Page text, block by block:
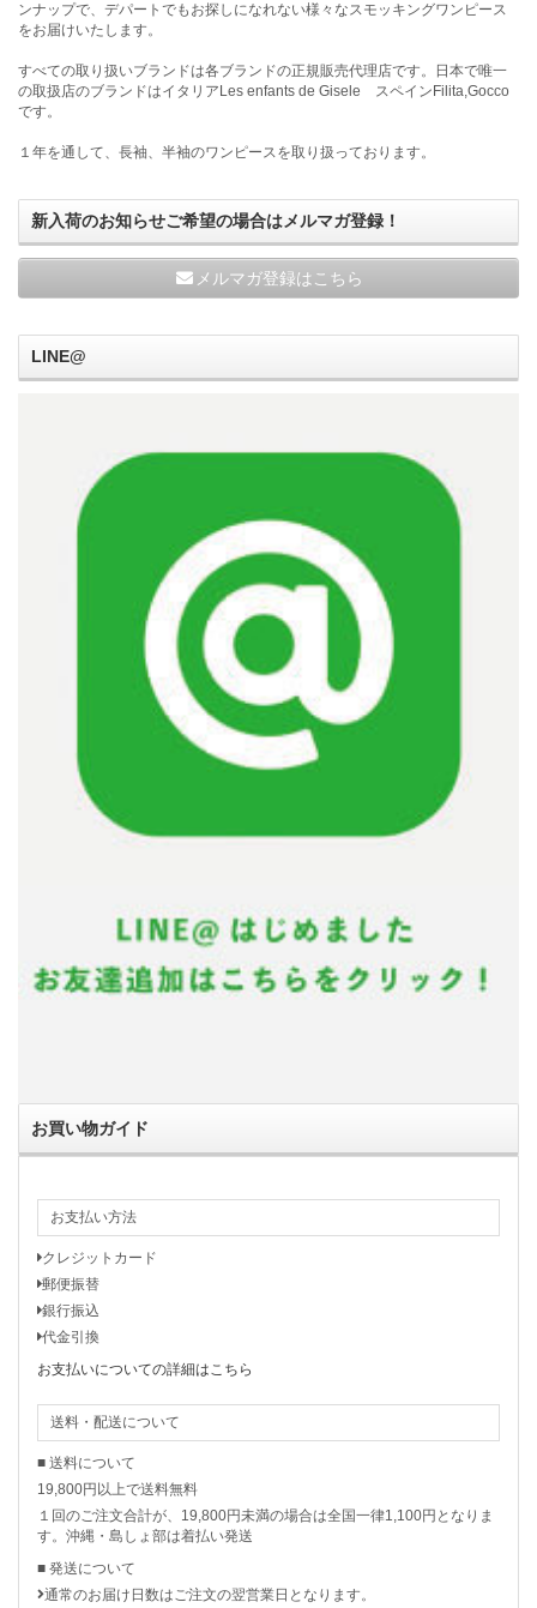
ンナップで、デパートでもお探しになれない様々なスモッキングワンピース
をお届けいたします。
すべての取り扱いブランドは各ブランドの正規販売代理店です。日本で唯一
の取扱店のブランドはイタリアLes enfants de Gisele スペインFilita,Gocco
です。
１年を通して、長袖、半袖のワンピースを取り扱っております。
新入荷のお知らせご希望の場合はメルマガ登録！
メルマガ登録はこちら
LINE@
お買い物ガイド
お支払い方法
クレジットカード
郵便振替
銀行振込
代金引換
お支払いについての詳細はこちら
送料・配送について
■ 送料について
19,800円以上で送料無料
１回のご注文合計が、19,800円未満の場合は全国一律1,100円となりま
す。沖縄・島しょ部は着払い発送
■ 発送について
通常のお届け日数はご注文の翌営業日となります。